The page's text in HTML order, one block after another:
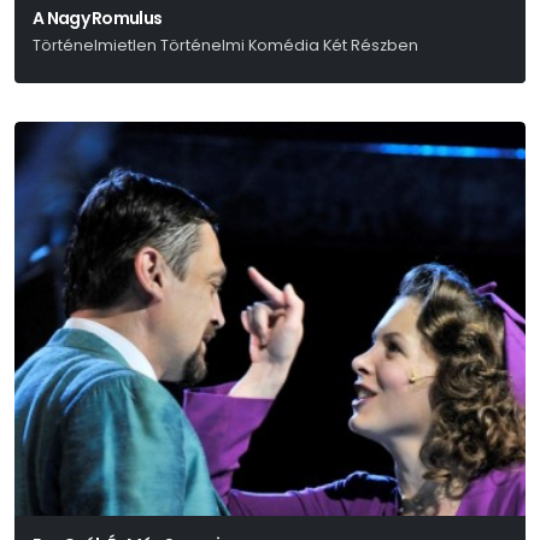
A Nagy Romulus
Történelmietlen Történelmi Komédia Két Részben